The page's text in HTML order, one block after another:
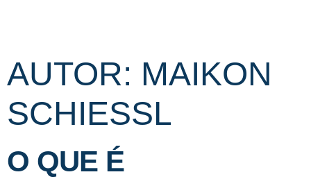
AUTOR: MAIKON
SCHIESSL
O QUE É